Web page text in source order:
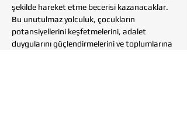
şekilde hareket etme becerisi kazanacaklar.
Bu unutulmaz yolculuk, çocukların
potansiyellerini keşfetmelerini, adalet
duygularını güçlendirmelerini ve toplumlarına